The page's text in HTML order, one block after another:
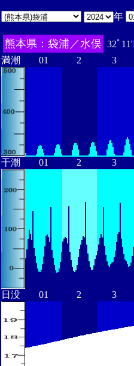
年
熊本県：袋浦／水俣 32ﾟ
満潮
01 2 3
干潮 01 2 3
日没 01 2 3